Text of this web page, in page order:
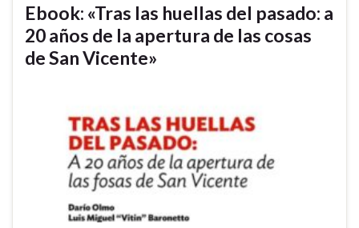
Ebook: «Tras las huellas del pasado: a
20 años de la apertura de las cosas
de San Vicente»